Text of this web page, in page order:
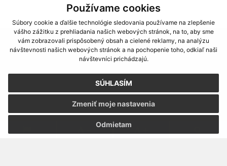
Používame cookies
Súbory cookie a ďalšie technológie sledovania používame na zlepšenie
vášho zážitku z prehliadania našich webových stránok, na to, aby sme
vám zobrazovali prispôsobený obsah a cielené reklamy, na analýzu
návštevnosti našich webových stránok a na pochopenie toho, odkiaľ naši
návštevníci prichádzajú.
SÚHLASÍM
Odmietam
Zmeniť moje nastavenia
využite možnosť získavania aktuálnych informácií s využitím RSS
CMS systém (redakčný) systém ECHELON 2,Mapa stránok,web portál
webex.digital, s.r.o.,domény,registrácia domény
Posledná aktualizácia:23.07.2026
Vytlačiť stránku|Vyhlásenie o prístupnosti